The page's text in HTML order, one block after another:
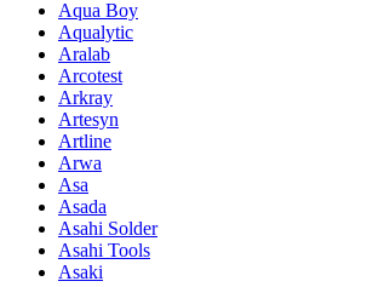
Aqua Boy
Aqualytic
Aralab
Arcotest
Arkray
Artesyn
Artline
Arwa
Asa
Asada
Asahi Solder
Asahi Tools
Asaki